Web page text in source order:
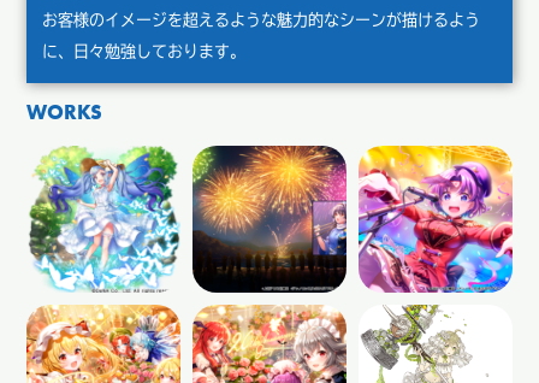
お客様のイメージを超えるような魅力的なシーンが描けるよう
に、日々勉強しております。
WORKS